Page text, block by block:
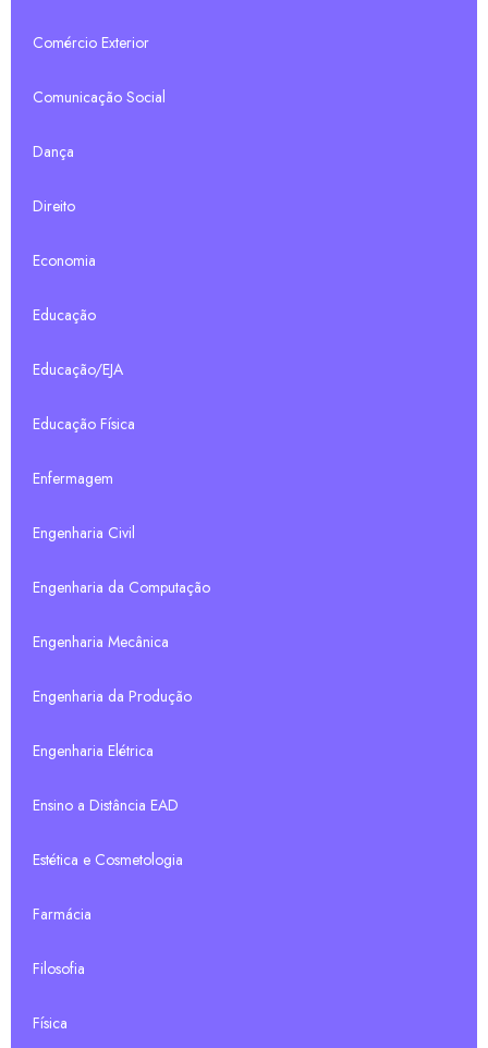
Comércio Exterior
Comunicação Social
Dança
Direito
Economia
Educação
Educação/EJA
Educação Física
Enfermagem
Engenharia Civil
Engenharia da Computação
Engenharia Mecânica
Engenharia da Produção
Engenharia Elétrica
Ensino a Distância EAD
Estética e Cosmetologia
Farmácia
Filosofia
Física